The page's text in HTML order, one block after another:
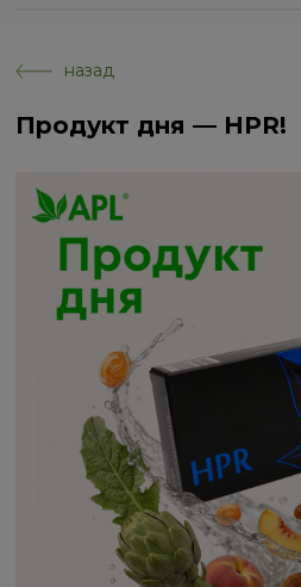
назад
Продукт дня — HPR!